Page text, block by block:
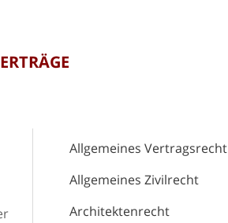
Allgemeines Vertragsrecht
Allgemeines Zivilrecht
Architektenrecht